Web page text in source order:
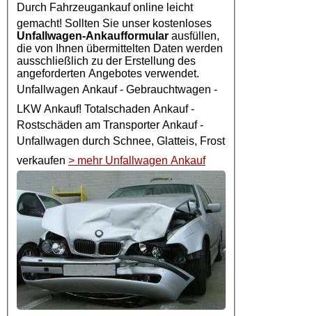
Durch Fahrzeugankauf online leicht
gemacht! Sollten Sie unser kostenloses
Unfallwagen-Ankaufformular ausfüllen,
die von Ihnen übermittelten Daten werden
ausschließlich zu der Erstellung des
angeforderten Angebotes verwendet.
Unfallwagen Ankauf- Gebrauchtwagen -
LKW Ankauf! Totalschaden Ankauf -
Rostschäden am Transporter Ankauf -
Unfallwagen durch Schnee, Glatteis, Frost
verkaufen > mehr Unfallwagen Ankauf